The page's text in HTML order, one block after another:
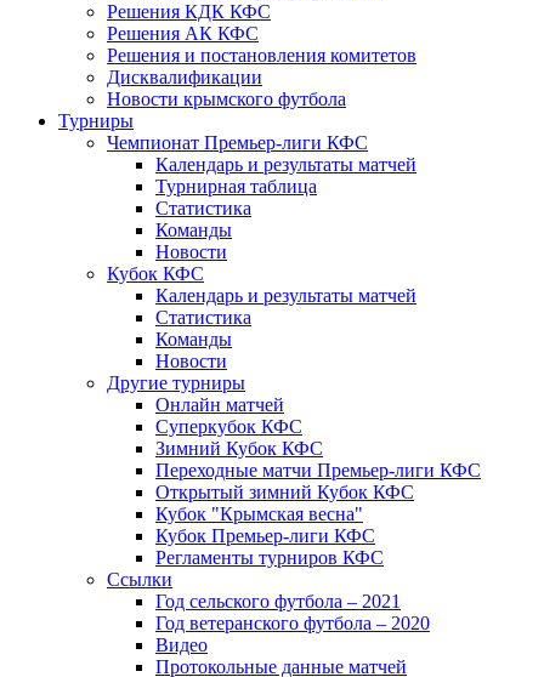
Решения КДК КФС
Решения АК КФС
Решения и постановления комитетов
Дисквалификации
Новости крымского футбола
Турниры
Чемпионат Премьер-лиги КФС
Календарь и результаты матчей
Турнирная таблица
Статистика
Команды
Новости
Кубок КФС
Календарь и результаты матчей
Статистика
Команды
Новости
Другие турниры
Онлайн матчей
Суперкубок КФС
Зимний Кубок КФС
Переходные матчи Премьер-лиги КФС
Открытый зимний Кубок КФС
Кубок "Крымская весна"
Кубок Премьер-лиги КФС
Регламенты турниров КФС
Ссылки
Год сельского футбола – 2021
Год ветеранского футбола – 2020
Видео
Протокольные данные матчей